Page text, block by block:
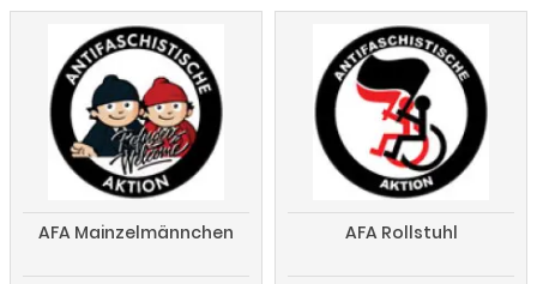
AFA Mainzelmännchen AFA Rollstuhl